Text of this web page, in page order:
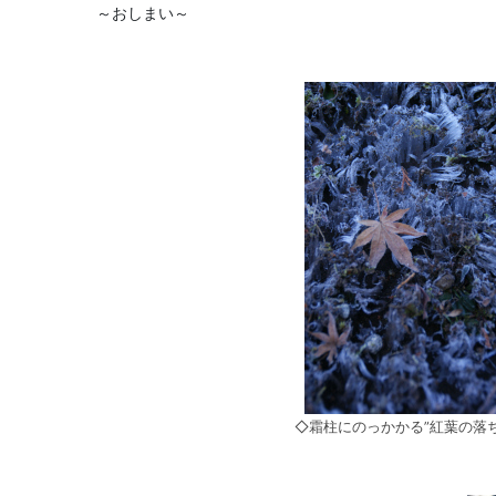
～おしまい～
◇霜柱にのっかかる”紅葉の落